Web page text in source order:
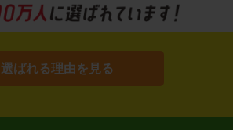
選ばれる理由を見る